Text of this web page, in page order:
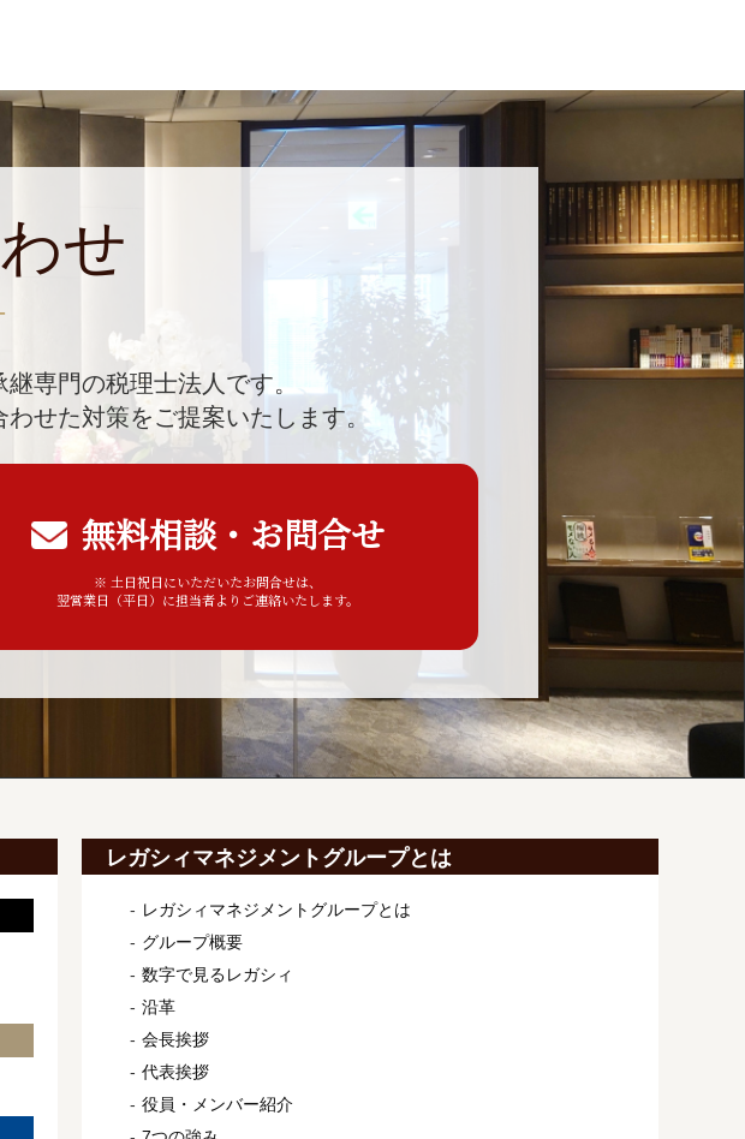
せ
専門の税理士法人です。
わせた対策をご提案いたします。
無料相談・お問合せ
※ 土日祝日にいただいたお問合せは、
翌営業日（平日）に担当者よりご連絡いたします。
レガシィマネジメントグループとは
レガシィマネジメントグループとは
グループ概要
数字で見るレガシィ
沿革
会長挨拶
代表挨拶
役員・メンバー紹介